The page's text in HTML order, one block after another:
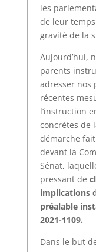
les
de leur
gravité de la
Aujourd’hui,
parents
adresser nos
récentes
l’instruction
concrètes de
démarche
devant la
Sénat,
pressant de
implications
préalable
2021-1109.
Dans le but